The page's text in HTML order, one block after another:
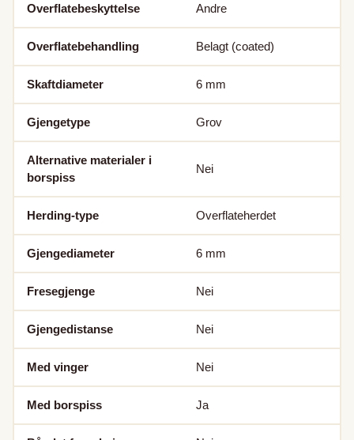
Overflatebeskyttelse Andre
Overflatebehandling Belagt (coated)
Skaftdiameter 6 mm
Gjengetype Grov
Alternative materialer i
borspiss
Nei
Herding-type Overflateherdet
Gjengediameter 6 mm
Fresegjenge Nei
Gjengedistanse Nei
Med vinger Nei
Med borspiss Ja